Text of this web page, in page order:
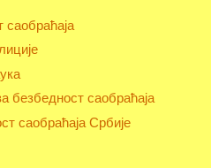
саобраћаја
безбедност саобраћаја
саобраћаја Србије